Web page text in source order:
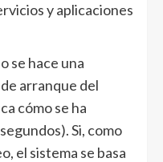
y aplicaciones
se hace una
arranque del
cómo se ha
Si, como
el sistema se basa